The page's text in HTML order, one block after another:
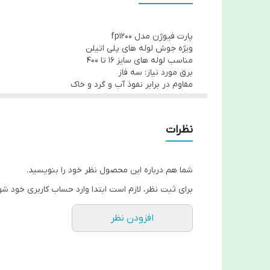
پارت فیوژن مدل fp1200
ویژه جوش لوله های پلی اتیلن
مناسب لوله های سایز 16 تا 400
برق مورد نیاز: سه فاز
مقاوم در برابر نفوذ آب و گرد و خاک
امکان اتصال به پرینتر و کامپیوتر
دارای صفحه نمایشگر با منوی فارسی، نمایش تاریخ
دارای یکسال ضمانت
کارت حافظه SD
محدوده دما تا ۴۵ درجه سانتیگراد
ولتاژ ورودی ۱۷۸ تا ۲۵۳ ولت
ولتاژ خروجی ۸ تا ۴۸ ولت
توان مصرفی ۴.۵ کیلو وات
نظرات
شما هم درباره این محصول نظر خود را بنویسید.
برای ثبت نظر، لازم است ابتدا وارد حساب کاربری خود
افزودن نظر